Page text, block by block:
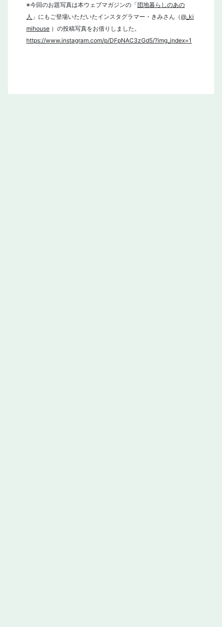
※今回のお題写真は本ウェブマガジンの「団地暮らしのあの
人 」にもご登場いただいたインスタグラマー・きみさん（@_ki
mihouse ）の投稿写真をお借りしました。
https://www.instagram.com/p/DFpNAC3zGd5/?img_index=1